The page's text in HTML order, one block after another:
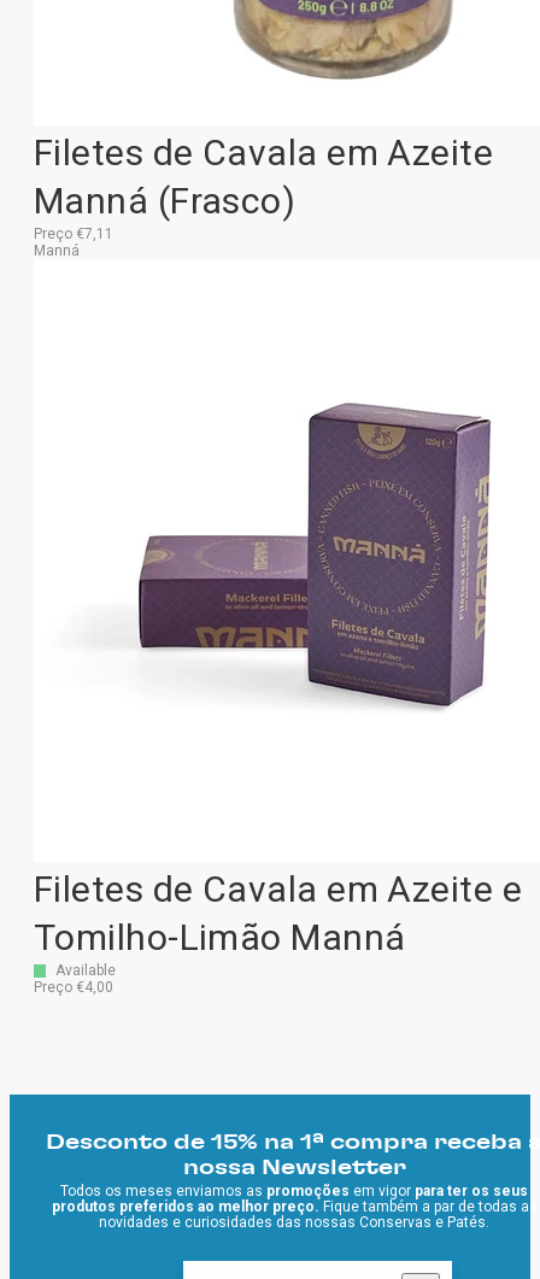
Filetes de Cavala em Azeite
Manná (Frasco)
Preço €7,11
Manná
Filetes de Cavala em Azeite e
Tomilho-Limão Manná
Available
Preço €4,00
Desconto de 15% na 1ª compra receba
nossa Newsletter
Todos os meses enviamos as promoções em vigor para ter os seus
produtos preferidos ao melhor preço. Fique também a par de todas as
novidades e curiosidades das nossas Conservas e Patés.